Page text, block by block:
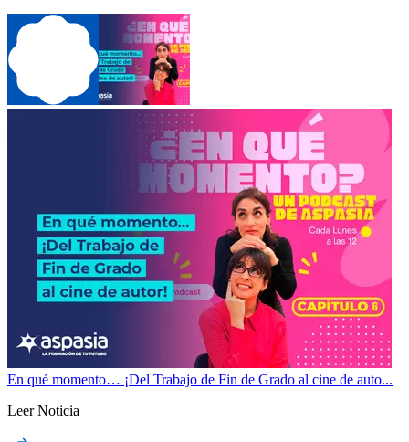
En qué momento… ¡Del Trabajo de Fin de Grado al cine de auto...
Leer Noticia